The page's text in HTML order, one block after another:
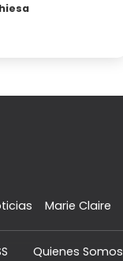
Marie Claire
Quienes Somos